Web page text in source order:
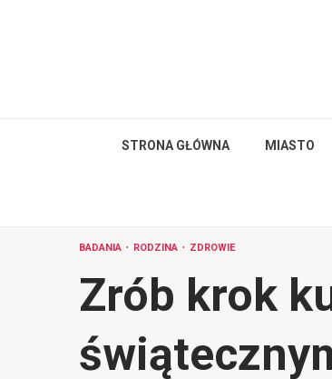
STRONA GŁÓWNA MIASTO
BADANIA RODZINA ZDROWIE
Zrób krok